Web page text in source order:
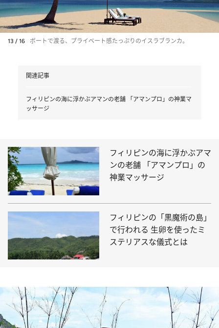
13 / 16 ボートで渡る、プライベート感たっぷりのイスラブランカ。
関連記事
フィリピンの海に浮かぶアマンの老舗 「アマンプロ」の神業マ
ッサージ
フィリピンの海に浮かぶアマ
ンの老舗 「アマンプロ」の
神業マッサージ
フィリピンの「黒魔術の島」
で行われる 生卵を使ったミ
ステリアスな儀式とは